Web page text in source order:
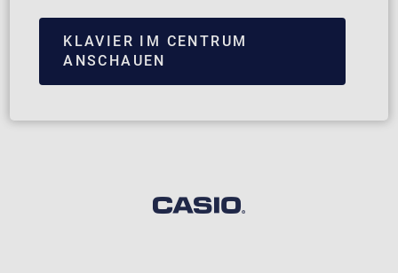
KLAVIER IM CENTRUM
ANSCHAUEN